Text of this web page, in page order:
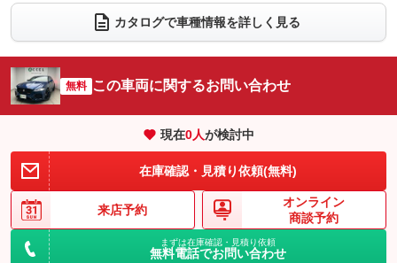
電動リアゲート フロントカメラ
：装備あり
：装備なし ：装備あり
サイドカメラ
：装備あり ルーフレール
：装備なし
：装備なし
：装備なし
カタログで車種情報を詳しく見る
無料 この車両に関するお問い合わせ
現在0人が検討中
在庫確認・見積り依頼(無料)
来店予約
オンライン
商談予約
まずは在庫確認・見積り依頼
無料電話でお問い合わせ